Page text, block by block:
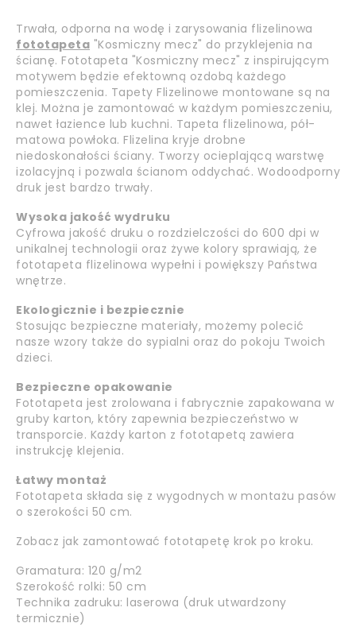
Trwała, odporna na wodę i zarysowania flizelinowa
fototapeta "Kosmiczny mecz" do przyklejenia na
ścianę. Fototapeta "Kosmiczny mecz" z inspirującym
motywem będzie efektowną ozdobą każdego
pomieszczenia. Tapety Flizelinowe montowane są na
klej. Można je zamontować w każdym pomieszczeniu,
nawet łazience lub kuchni. Tapeta flizelinowa, pół-
matowa powłoka. Flizelina kryje drobne
niedoskonałości ściany. Tworzy ocieplającą warstwę
izolacyjną i pozwala ścianom oddychać. Wodoodporny
druk jest bardzo trwały.
Wysoka jakość wydruku
Cyfrowa jakość druku o rozdzielczości do 600 dpi w
unikalnej technologii oraz żywe kolory sprawiają, że
fototapeta flizelinowa wypełni i powiększy Państwa
wnętrze.
Ekologicznie i bezpiecznie
Stosując bezpieczne materiały, możemy polecić
nasze wzory także do sypialni oraz do pokoju Twoich
dzieci.
Bezpieczne opakowanie
Fototapeta jest zrolowana i fabrycznie zapakowana w
gruby karton, który zapewnia bezpieczeństwo w
transporcie. Każdy karton z fototapetą zawiera
instrukcję klejenia.
Łatwy montaż
Fototapeta składa się z wygodnych w montażu pasów
o szerokości 50 cm.
Zobacz jak zamontować fototapetę krok po kroku.
Gramatura: 120 g/m2
Szerokość rolki: 50 cm
Technika zadruku: laserowa (druk utwardzony
termicznie)